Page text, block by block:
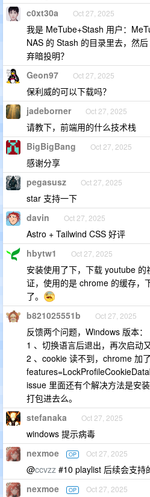
c0xt30a Oct 27, 2025
我是 MeTube+Stash 用户：
NAS 的 Stash 的目录里去，然
弃暗投明？
Geon97 Oct 27, 2025
保利威的可以下载吗？
jadeborner Oct 27, 2025
请教下，前端用的什么技术栈
BigBigBang Oct 27, 2025
感谢分享
pegasusz Oct 27, 2025
star 支持一下
davin Oct 27, 2025
Astro + Tailwind CSS 好评
hbytw1 Oct 27, 2025
安装使用了下，下载 youtube
证，使用的是 chrome 的缓存，
了。
b821025551b Oct 27, 2025
反馈两个问题，Windows 版本：
1 、切换语言后退出，再次启动
2 、cookie 读不到，chrome 加
issue 里面还有个解决方法是安
打包进去么。
stefanaka Oct 27, 2025
windows 提示病毒
nexmoe OP Oct 27, 2025
@ccvzz #10 playlist 后续会支持
nexmoe OP Oct 27, 2025